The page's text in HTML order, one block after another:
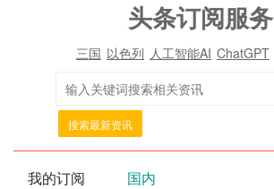
头条订阅服务
三国 以色列 人工智能AI ChatGPT
搜索最新资讯
我的订阅 国内